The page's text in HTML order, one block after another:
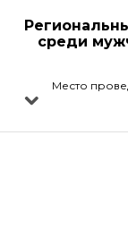
среди
Место